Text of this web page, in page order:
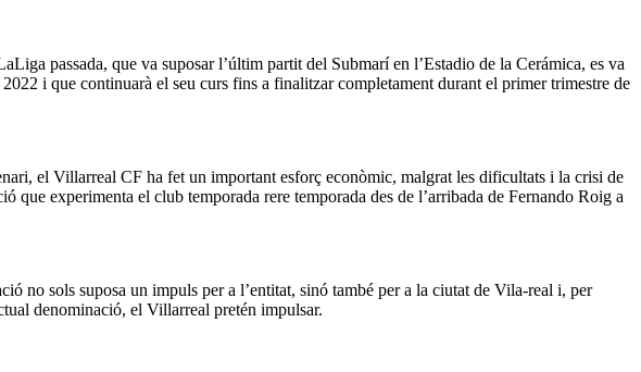
passada, que va suposar l’últim partit del Submarí en l’Estadio de la Cerámica, es va
i que continuarà el seu curs fins a finalitzar completament durant el primer trimestre de
el Villarreal CF ha fet un important esforç econòmic, malgrat les dificultats i la crisi de
experimenta el club temporada rere temporada des de l’arribada de Fernando Roig a
no sols suposa un impuls per a l’entitat, sinó també per a la ciutat de Vila-real i, per
denominació, el Villarreal pretén impulsar.